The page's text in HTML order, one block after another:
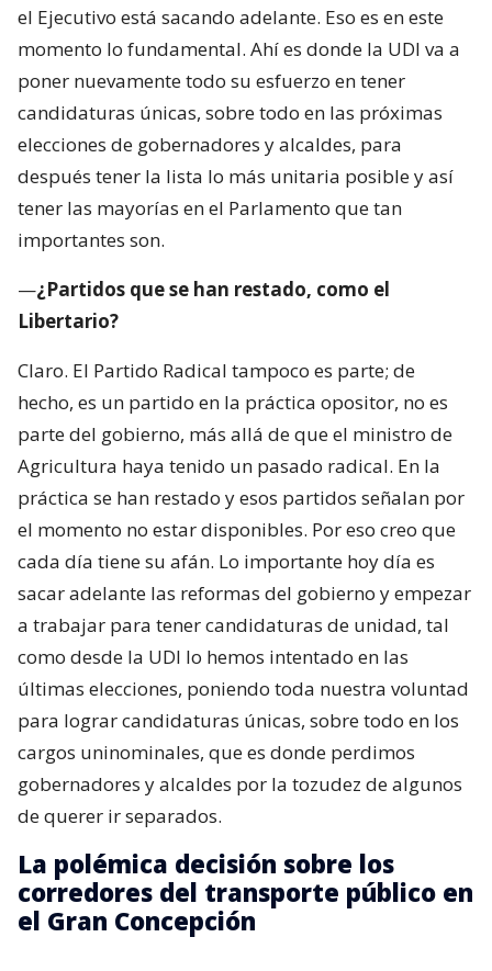
el Ejecutivo está sacando adelante. Eso es en este
momento lo fundamental. Ahí es donde la UDI va a
poner nuevamente todo su esfuerzo en tener
candidaturas únicas, sobre todo en las próximas
elecciones de gobernadores y alcaldes, para
después tener la lista lo más unitaria posible y así
tener las mayorías en el Parlamento que tan
importantes son.
—¿Partidos que se han restado, como el
Libertario?
Claro. El Partido Radical tampoco es parte; de
hecho, es un partido en la práctica opositor, no es
parte del gobierno, más allá de que el ministro de
Agricultura haya tenido un pasado radical. En la
práctica se han restado y esos partidos señalan por
el momento no estar disponibles. Por eso creo que
cada día tiene su afán. Lo importante hoy día es
sacar adelante las reformas del gobierno y empezar
a trabajar para tener candidaturas de unidad, tal
como desde la UDI lo hemos intentado en las
últimas elecciones, poniendo toda nuestra voluntad
para lograr candidaturas únicas, sobre todo en los
cargos uninominales, que es donde perdimos
gobernadores y alcaldes por la tozudez de algunos
de querer ir separados.
La polémica decisión sobre los
corredores del transporte público en
el Gran Concepción